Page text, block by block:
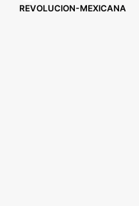
REVOLUCION-MEXICANA